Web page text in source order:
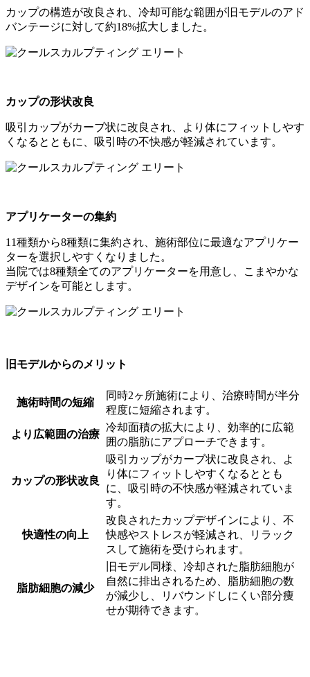
カップの構造が改良され、冷却可能な範囲が旧モデルのアド
バンテージに対して約18%拡大しました。
カップの形状改良
吸引カップがカーブ状に改良され、より体にフィットしやす
くなるとともに、吸引時の不快感が軽減されています。
アプリケーターの集約
11種類から8種類に集約され、施術部位に最適なアプリケー
ターを選択しやすくなりました。
当院では8種類全てのアプリケーターを用意し、こまやかな
デザインを可能とします。
旧モデルからのメリット
施術時間の短縮
同時2ヶ所施術により、治療時間が半分
程度に短縮されます。
より広範囲の治療
冷却面積の拡大により、効率的に広範
囲の脂肪にアプローチできます。
カップの形状改良
吸引カップがカーブ状に改良され、よ
り体にフィットしやすくなるととも
に、吸引時の不快感が軽減されていま
す。
快適性の向上
改良されたカップデザインにより、不
快感やストレスが軽減され、リラック
スして施術を受けられます。
脂肪細胞の減少
旧モデル同様、冷却された脂肪細胞が
自然に排出されるため、脂肪細胞の数
が減少し、リバウンドしにくい部分痩
せが期待できます。